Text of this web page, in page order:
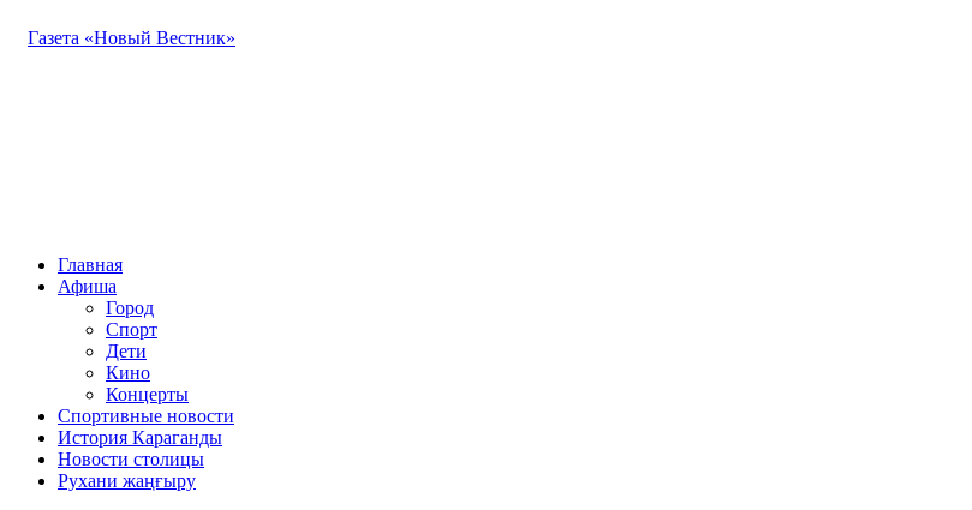
Газета «Новый Вестник»
Главная
Афиша
Город
Спорт
Дети
Кино
Концерты
Спортивные новости
История Караганды
Новости столицы
Рухани жаңғыру